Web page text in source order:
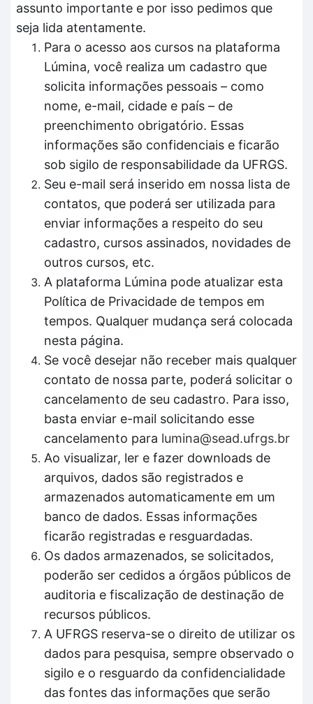
assunto importante e por isso pedimos que
seja lida atentamente.
Para o acesso aos cursos na plataforma
Lúmina, você realiza um cadastro que
solicita informações pessoais – como
nome, e-mail, cidade e país – de
preenchimento obrigatório. Essas
informações são confidenciais e ficarão
sob sigilo de responsabilidade da UFRGS.
Seu e-mail será inserido em nossa lista de
contatos, que poderá ser utilizada para
enviar informações a respeito do seu
cadastro, cursos assinados, novidades de
outros cursos, etc.
A plataforma Lúmina pode atualizar esta
Política de Privacidade de tempos em
tempos. Qualquer mudança será colocada
nesta página.
Se você desejar não receber mais qualquer
contato de nossa parte, poderá solicitar o
cancelamento de seu cadastro. Para isso,
basta enviar e-mail solicitando esse
cancelamento para lumina@sead.ufrgs.br
Ao visualizar, ler e fazer downloads de
arquivos, dados são registrados e
armazenados automaticamente em um
banco de dados. Essas informações
ficarão registradas e resguardadas.
Os dados armazenados, se solicitados,
poderão ser cedidos a órgãos públicos de
auditoria e fiscalização de destinação de
recursos públicos.
A UFRGS reserva-se o direito de utilizar os
dados para pesquisa, sempre observado o
sigilo e o resguardo da confidencialidade
das fontes das informações que serão